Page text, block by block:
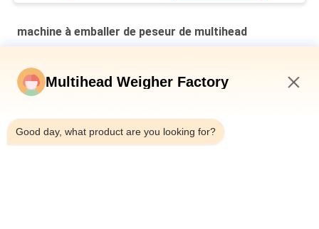
machine à emballer de peseur de multihead
multi-tête pesanteur de pain en sac
Multihead Weigher Factory
Good day, what product are you looking for?